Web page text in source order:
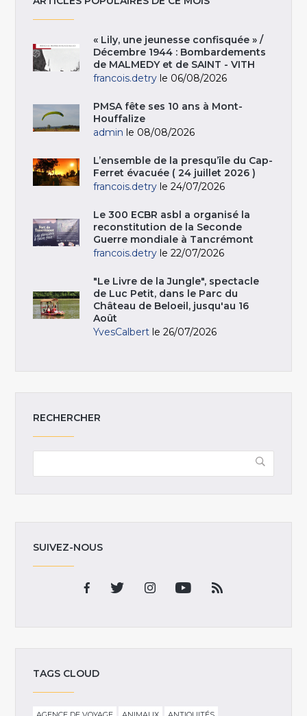
« Lily, une jeunesse confisquée » /
Décembre 1944 : Bombardements
de MALMEDY et de SAINT - VITH
francois.detry le 06/08/2026
PMSA fête ses 10 ans à Mont-
Houffalize
admin le 08/08/2026
L’ensemble de la presqu’île du Cap-
Ferret évacuée ( 24 juillet 2026 )
francois.detry le 24/07/2026
Le 300 ECBR asbl a organisé la
reconstitution de la Seconde
Guerre mondiale à Tancrémont
francois.detry le 22/07/2026
"Le Livre de la Jungle", spectacle
de Luc Petit, dans le Parc du
Château de Beloeil, jusqu'au 16
Août
YvesCalbert le 26/07/2026
RECHERCHER
SUIVEZ-NOUS
TAGS CLOUD